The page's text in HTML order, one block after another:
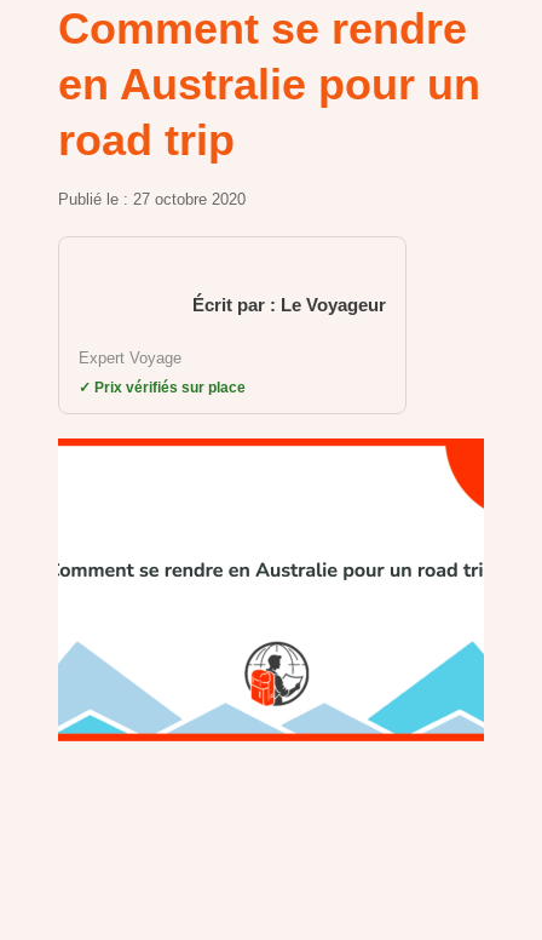
Comment se rendre
en Australie pour un
road trip
Publié le : 27 octobre 2020
Écrit par : Le Voyageur
Expert Voyage
✓ Prix vérifiés sur place